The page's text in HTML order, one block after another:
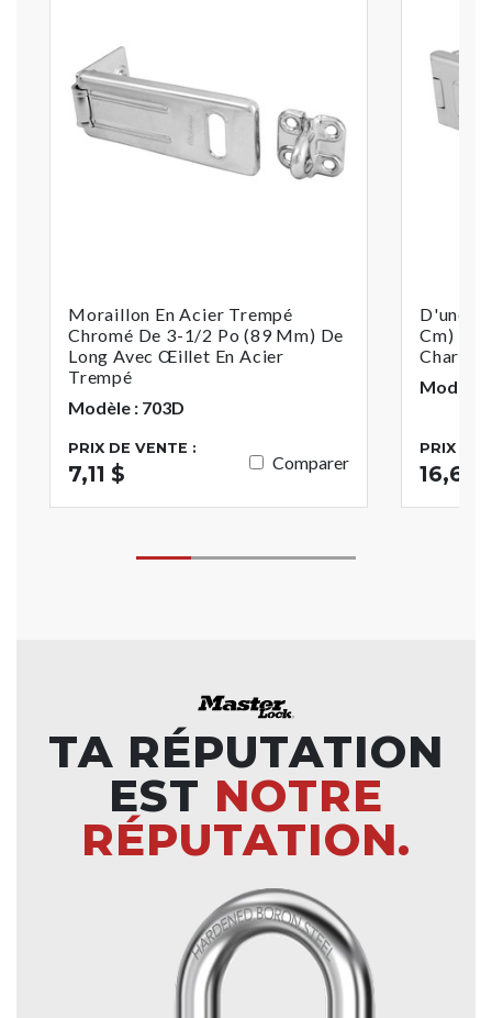
Moraillon En Acier Trempé
Chromé De 3-1/2 Po (89 Mm) De
Long Avec Œillet En Acier
Trempé
Modèle : 703D
PRIX DE VENTE :
7,11 $ Comparer
D'une
Cm) En
Modèle
PRIX DE
16,66
TA RÉPUTATION
EST NOTRE
RÉPUTATION.